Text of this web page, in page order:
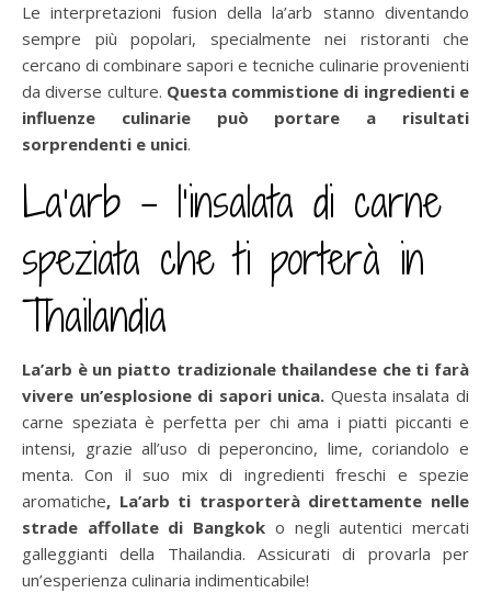
Le interpretazioni fusion della la’arb stanno diventando
sempre più popolari, specialmente nei ristoranti che
cercano di combinare sapori e tecniche culinarie provenienti
da diverse culture. Questa commistione di ingredienti e
influenze culinarie può portare a risultati
sorprendenti e unici.
La’arb – l’insalata di carne
speziata che ti porterà in
Thailandia
La’arb è un piatto tradizionale thailandese che ti farà
vivere un’esplosione di sapori unica. Questa insalata di
carne speziata è perfetta per chi ama i piatti piccanti e
intensi, grazie all’uso di peperoncino, lime, coriandolo e
menta. Con il suo mix di ingredienti freschi e spezie
aromatiche, La’arb ti trasporterà direttamente nelle
strade affollate di Bangkok o negli autentici mercati
galleggianti della Thailandia. Assicurati di provarla per
un’esperienza culinaria indimenticabile!